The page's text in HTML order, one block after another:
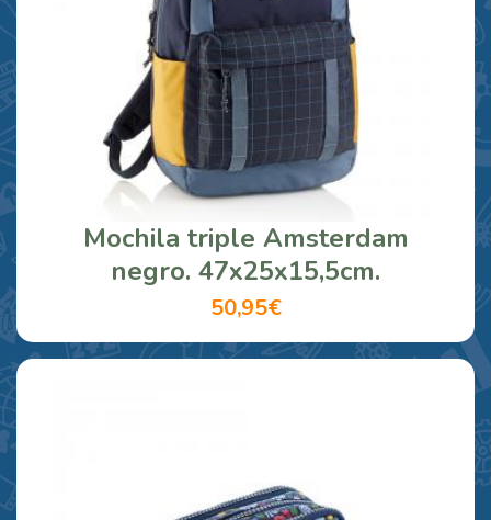
Mochila triple Amsterdam
negro. 47x25x15,5cm.
50,95€